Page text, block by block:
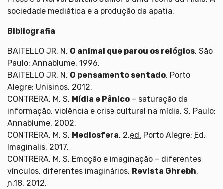
sociedade mediática e a produção da apatia.
Bibliografia
BAITELLO JR, N. O animal que parou os relógios. São
Paulo: Annablume, 1996.
BAITELLO JR, N. O pensamento sentado. Porto
Alegre: Unisinos, 2012.
CONTRERA, M. S. Mídia e Pânico – saturação da
informação, violência e crise cultural na mídia. S. Paulo:
Annablume, 2002.
CONTRERA, M. S. Mediosfera. 2.ed. Porto Alegre: Ed.
Imaginalis, 2017.
CONTRERA, M. S. Emoção e imaginação – diferentes
vínculos, diferentes imaginários. Revista Ghrebh,
n.18, 2012.